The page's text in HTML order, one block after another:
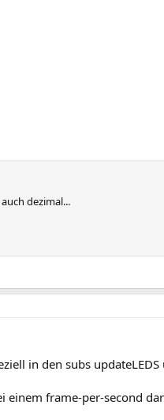
dezimal...
in den subs updateLEDS
frame-per-second